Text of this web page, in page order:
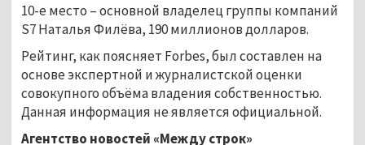
10-е место – основной владелец группы компаний
S7 Наталья Филёва, 190 миллионов долларов.
Рейтинг, как поясняет Forbes, был составлен на
основе экспертной и журналистской оценки
совокупного объёма владения собственностью.
Данная информация не является официальной.
Агентство новостей «Между строк»